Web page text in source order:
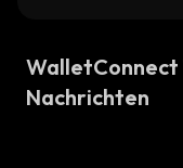
WalletConnect
Nachrichten